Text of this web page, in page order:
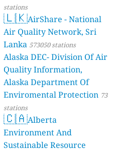
stations
🇱🇰AirShare - National
Air Quality Network, Sri
Lanka 573050 stations
Alaska DEC- Division Of Air
Quality Information,
Alaska Department Of
Enviromental Protection 73
stations
🇨🇦Alberta
Environment And
Sustainable Resource